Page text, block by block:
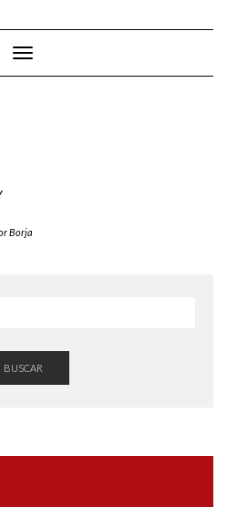
Cambiar modo de navegación
Borja
BUSCAR